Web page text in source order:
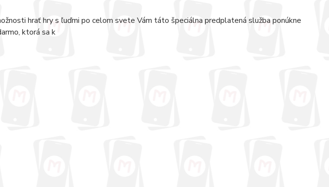
hrať hry s ľuďmi po celom svete Vám táto špeciálna predplatená služba ponúkne
ktorá sa k